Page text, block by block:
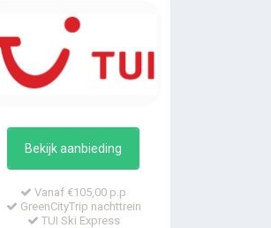
Bekijk aanbieding
Vanaf €105,00 p.p
GreenCityTrip nachttrein
TUI Ski Express